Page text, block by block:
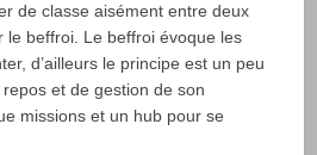
de classe aisément entre deux
le beffroi. Le beffroi évoque les
d’ailleurs le principe est un peu
et de gestion de son
missions et un hub pour se